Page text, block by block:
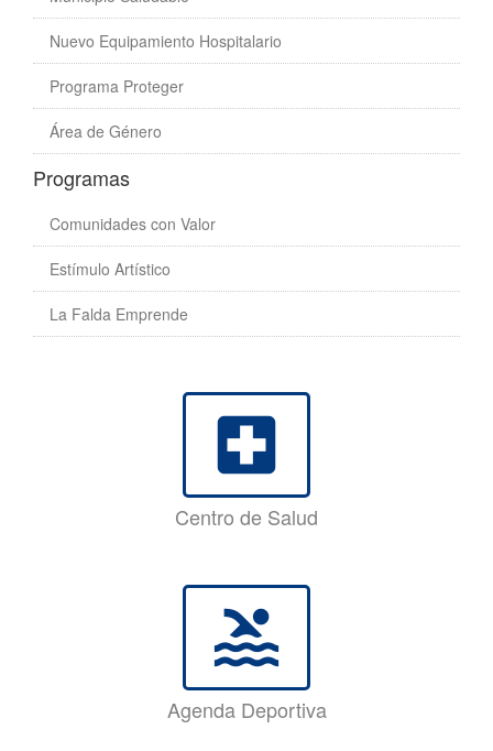
Nuevo Equipamiento Hospitalario
Programa Proteger
Área de Género
Programas
Comunidades con Valor
Estímulo Artístico
La Falda Emprende
local_hospital
Centro de Salud
pool
Agenda Deportiva